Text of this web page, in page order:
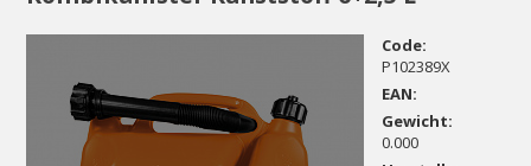
Code:
P102389X
EAN:
Gewicht:
0.000